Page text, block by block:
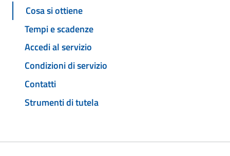
Cosa si ottiene
Tempi e scadenze
Accedi al servizio
Condizioni di servizio
Contatti
Strumenti di tutela